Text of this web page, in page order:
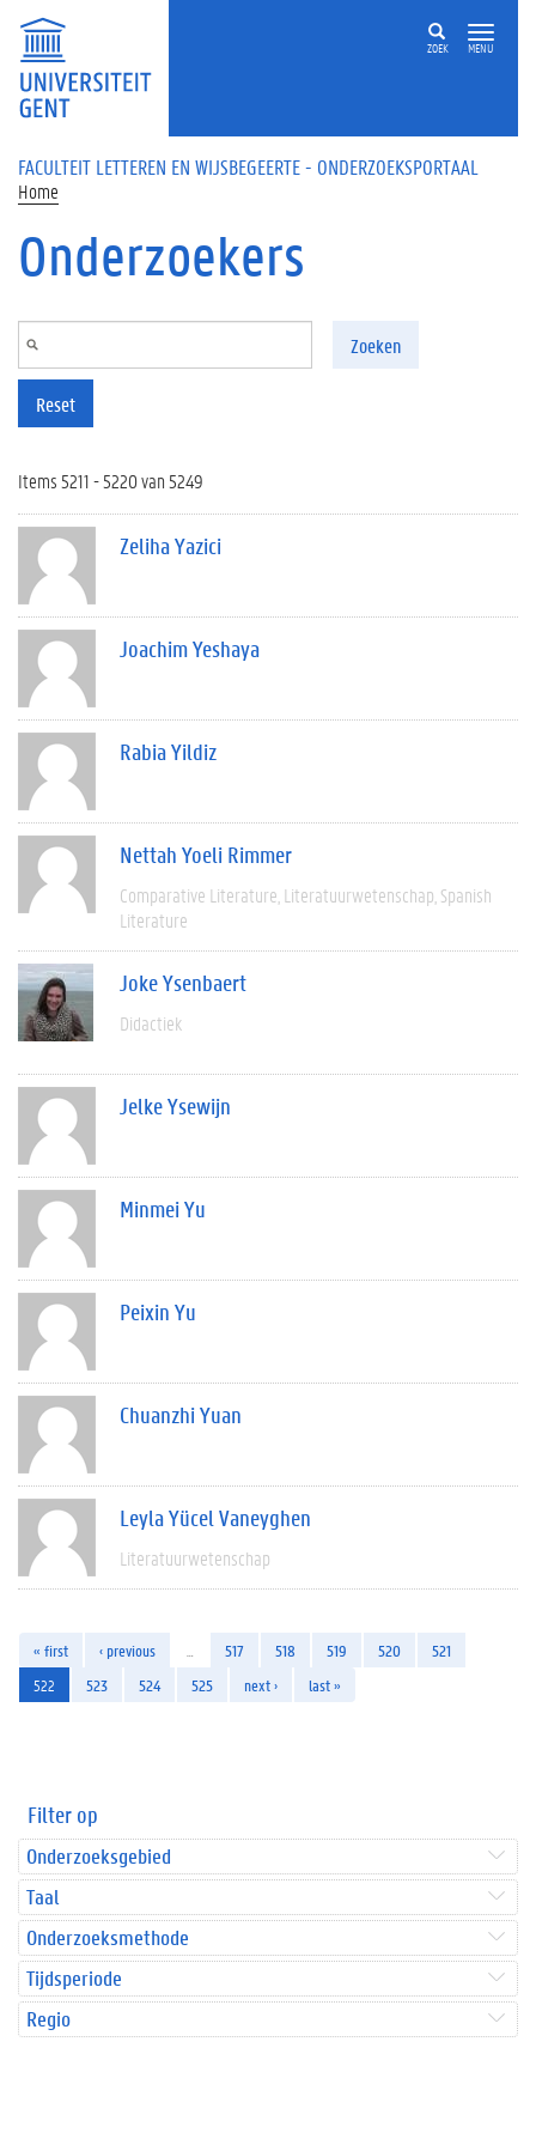
Overslaan en naar de inhoud gaan
ZOEK MENU
FACULTEIT LETTEREN EN WIJSBEGEERTE - ONDERZOEKSPORTAAL
Home
Onderzoekers
Zoeken
Reset
Items 5211 - 5220 van 5249
Zeliha Yazici
Joachim Yeshaya
Rabia Yildiz
Nettah Yoeli Rimmer
Comparative Literature Literatuurwetenschap Spanish
Literature
Joke Ysenbaert
Didactiek
Jelke Ysewijn
Minmei Yu
Peixin Yu
Chuanzhi Yuan
Leyla Yücel Vaneyghen
Literatuurwetenschap
« first ‹ previous 517 518 519 520
521
522
523 524 525 next › last »
Filter op
Onderzoeksgebied
Taal
Onderzoeksmethode
Tijdsperiode
Regio